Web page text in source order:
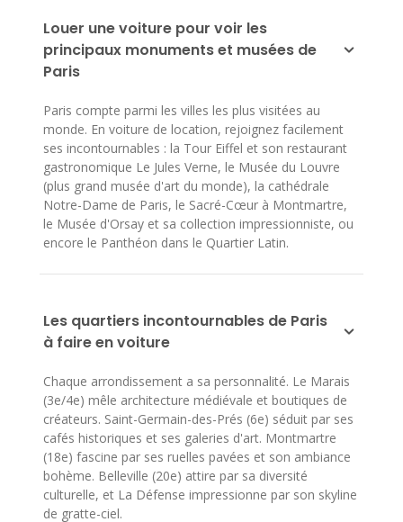
Louer une voiture pour voir les
principaux monuments et musées de
Paris
Paris compte parmi les villes les plus visitées au
monde. En voiture de location, rejoignez facilement
ses incontournables : la Tour Eiffel et son restaurant
gastronomique Le Jules Verne, le Musée du Louvre
(plus grand musée d'art du monde), la cathédrale
Notre-Dame de Paris, le Sacré-Cœur à Montmartre,
le Musée d'Orsay et sa collection impressionniste, ou
encore le Panthéon dans le Quartier Latin.
Les quartiers incontournables de Paris
à faire en voiture
Chaque arrondissement a sa personnalité. Le Marais
(3e/4e) mêle architecture médiévale et boutiques de
créateurs. Saint-Germain-des-Prés (6e) séduit par ses
cafés historiques et ses galeries d'art. Montmartre
(18e) fascine par ses ruelles pavées et son ambiance
bohème. Belleville (20e) attire par sa diversité
culturelle, et La Défense impressionne par son skyline
de gratte-ciel.